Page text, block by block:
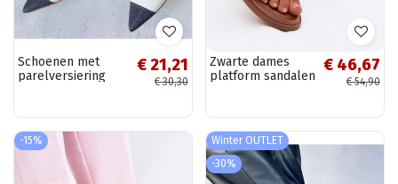
Schoenen met
parelversiering
€ 21,21
€ 30,30
Zwarte dames
platform sandalen
€ 46,67
€ 54,90
-15%
Winter OUTLET
-30%